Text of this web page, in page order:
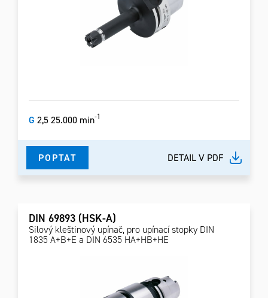
G 2,5 25.000 min-1
POPTAT DETAIL V PDF
DIN 69893 (HSK-A)
Silový kleštinový upínač, pro upínací stopky DIN
1835 A+B+E a DIN 6535 HA+HB+HE